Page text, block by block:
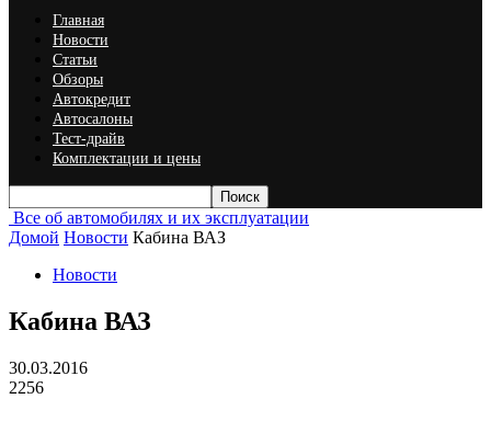
Главная
Новости
Статьи
Обзоры
Автокредит
Автосалоны
Тест-драйв
Комплектации и цены
Все об автомобилях и их эксплуатации
Домой Новости Кабина ВАЗ
Новости
Кабина ВАЗ
30.03.2016
2256